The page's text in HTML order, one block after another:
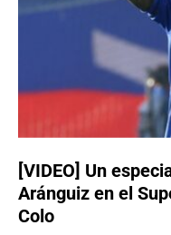
[VIDEO] Un
Aránguiz en el
Colo